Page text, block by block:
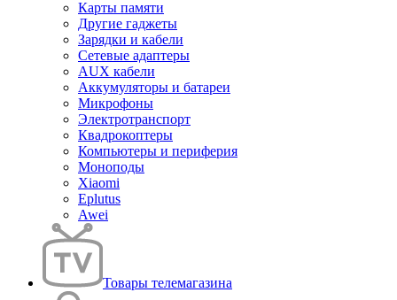
Карты памяти
Другие гаджеты
Зарядки и кабели
Сетевые адаптеры
AUX кабели
Аккумуляторы и батареи
Микрофоны
Электротранспорт
Квадрокоптеры
Компьютеры и периферия
Моноподы
Xiaomi
Eplutus
Awei
Товары телемагазина